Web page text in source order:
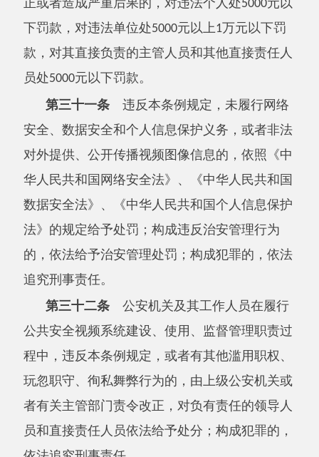
码：6530220001
承办：阿克陶县政务服务和数字发展中心 邮
编：845550
地 址：新疆阿克陶县文化东路188号 法律声明
中国互联网举报中心
12003422号 关于我们